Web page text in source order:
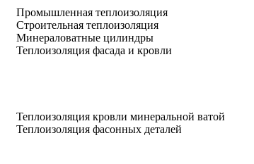
Промышленная теплоизоляция
Строительная теплоизоляция
Минераловатные цилиндры
Теплоизоляция фасада и кровли
Теплоизоляция кровли минеральной ватой
Теплоизоляция фасонных деталей